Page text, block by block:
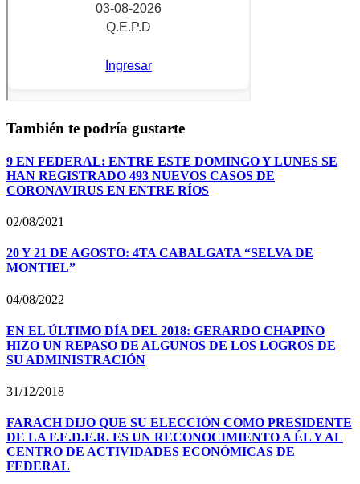
También te podría gustarte
9 EN FEDERAL: ENTRE ESTE DOMINGO Y LUNES SE
HAN REGISTRADO 493 NUEVOS CASOS DE
CORONAVIRUS EN ENTRE RÍOS
02/08/2021
20 Y 21 DE AGOSTO: 4TA CABALGATA “SELVA DE
MONTIEL”
04/08/2022
EN EL ÚLTIMO DÍA DEL 2018: GERARDO CHAPINO
HIZO UN REPASO DE ALGUNOS DE LOS LOGROS DE
SU ADMINISTRACIÓN
31/12/2018
FARACH DIJO QUE SU ELECCIÓN COMO PRESIDENTE
DE LA F.E.D.E.R. ES UN RECONOCIMIENTO A ÉL Y AL
CENTRO DE ACTIVIDADES ECONÓMICAS DE
FEDERAL